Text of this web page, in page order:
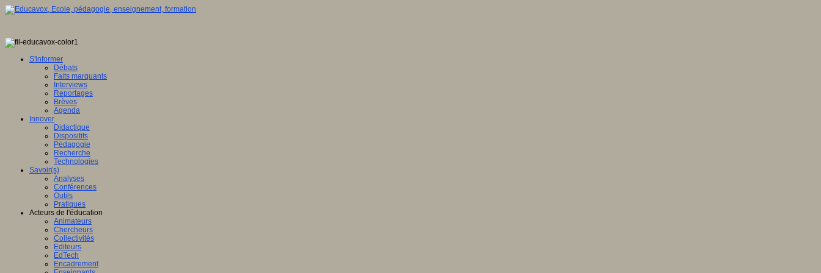
S'informer
Débats
Faits marquants
Interviews
Reportages
Brèves
Agenda
Innover
Didactique
Dispositifs
Pédagogie
Recherche
Technologies
Savoir(s)
Analyses
Conférences
Outils
Pratiques
Acteurs de l'éducation
Animateurs
Chercheurs
Collectivités
Editeurs
EdTech
Encadrement